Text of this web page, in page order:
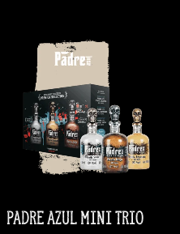
Padre Azul Mini Trio